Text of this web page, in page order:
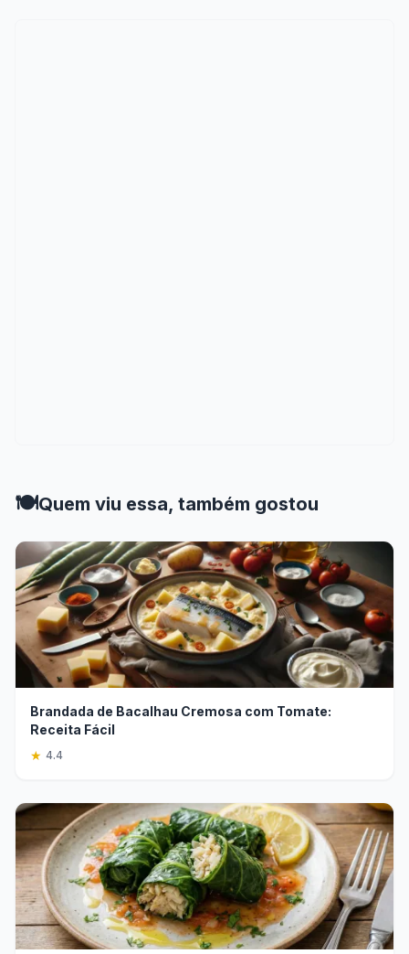
🍽️Quem viu essa, também gostou
Brandada de Bacalhau Cremosa com Tomate:
Receita Fácil
★ 4.4